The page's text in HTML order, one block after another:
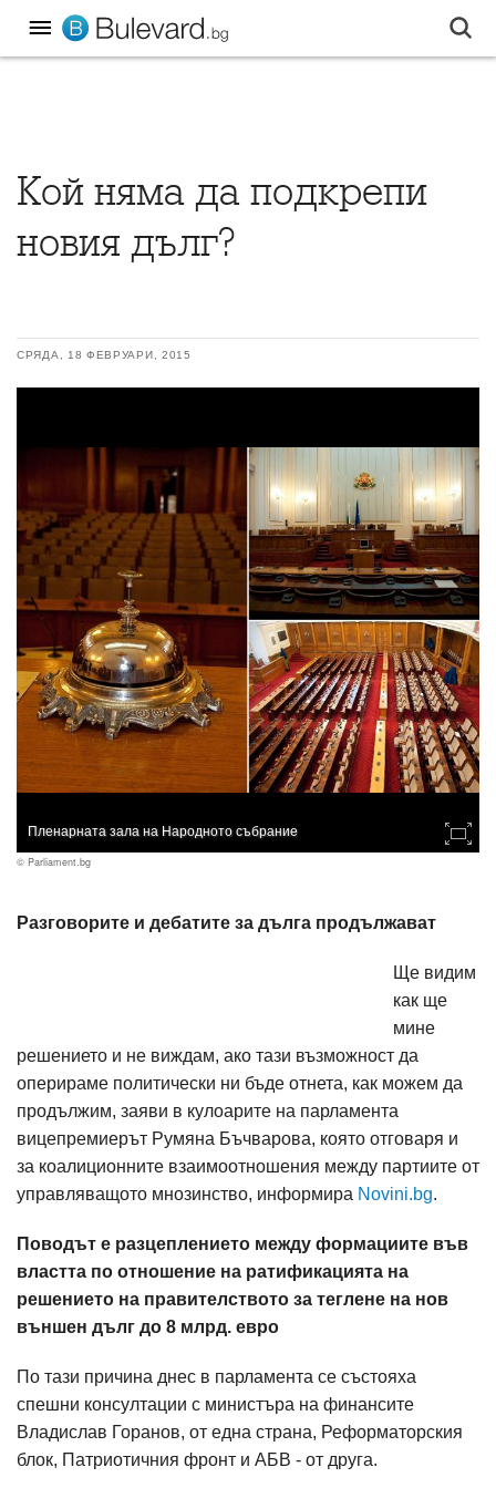
Кой няма да подкрепи
новия дълг?
СРЯДА, 18 ФЕВРУАРИ, 2015
Пленарната зала на Народното събрание
© Parliament.bg
Разговорите и дебатите за дълга продължават
Ще видим
как ще
мине
решението и не виждам, ако тази възможност да
оперираме политически ни бъде отнета, как можем да
продължим, заяви в кулоарите на парламента
вицепремиерът Румяна Бъчварова, която отговаря и
за коалиционните взаимоотношения между партиите от
управляващото мнозинство, информира Novini.bg.
Поводът е разцеплението между формациите във
властта по отношение на ратификацията на
решението на правителството за теглене на нов
външен дълг до 8 млрд. евро
По тази причина днес в парламента се състояха
спешни консултации с министъра на финансите
Владислав Горанов, от една страна, Реформаторския
блок, Патриотичния фронт и АБВ - от друга.